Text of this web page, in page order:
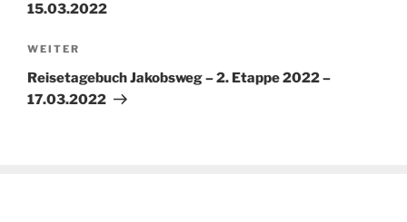
15.03.2022
Nächster
Beitrag
WEITER
Reisetagebuch Jakobsweg – 2. Etappe 2022 –
17.03.2022